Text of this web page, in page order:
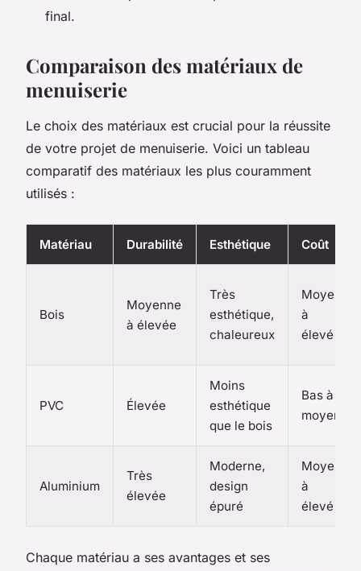
final.
Comparaison des matériaux de
menuiserie
Le choix des matériaux est crucial pour la réussite
de votre projet de menuiserie. Voici un tableau
comparatif des matériaux les plus couramment
utilisés :
Matériau Durabilité Esthétique Coût
Bois
Moyenne
à élevée
Très
esthétique,
chaleureux
Moyen
à
élevé
PVC Élevée
Moins
esthétique
que le bois
Bas à
moyen
Aluminium
Très
élevée
Moderne,
design
épuré
Moyen
à
élevé
Chaque matériau a ses avantages et ses